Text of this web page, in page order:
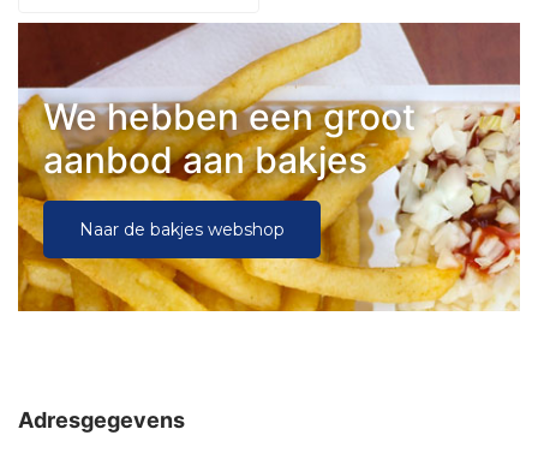
We hebben een groot
aanbod aan bakjes
Naar de bakjes webshop
Adresgegevens